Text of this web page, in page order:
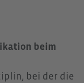
beim
bei der die